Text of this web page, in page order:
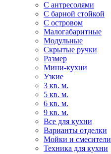
С антресолями
С барной стойкой
С островом
Малогабаритные
Модульные
Скрытые ручки
Размер
Мини-кухни
Узкие
3 кв. м.
5 кв. м.
6 кв. м.
9 кв. м.
Все для кухни
Варианты отделки
Мойки и смесители
Техника для кухни